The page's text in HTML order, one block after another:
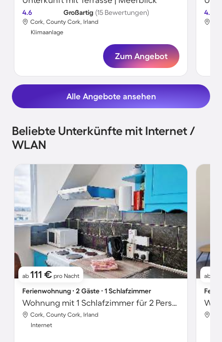
4.6 Großartig (15 Bewertungen)
Cork, County Cork, Irland
Klimaanlage
Zum Angebot
4.6
Alle Angebote ansehen
Beliebte Unterkünfte mit Internet /
WLAN
ab 111 € pro Nacht
Ferienwohnung ∙ 2 Gäste ∙ 1 Schlafzimmer
Wohnung mit 1 Schlafzimmer für 2 Personen
Cork, County Cork, Irland
Internet
ab